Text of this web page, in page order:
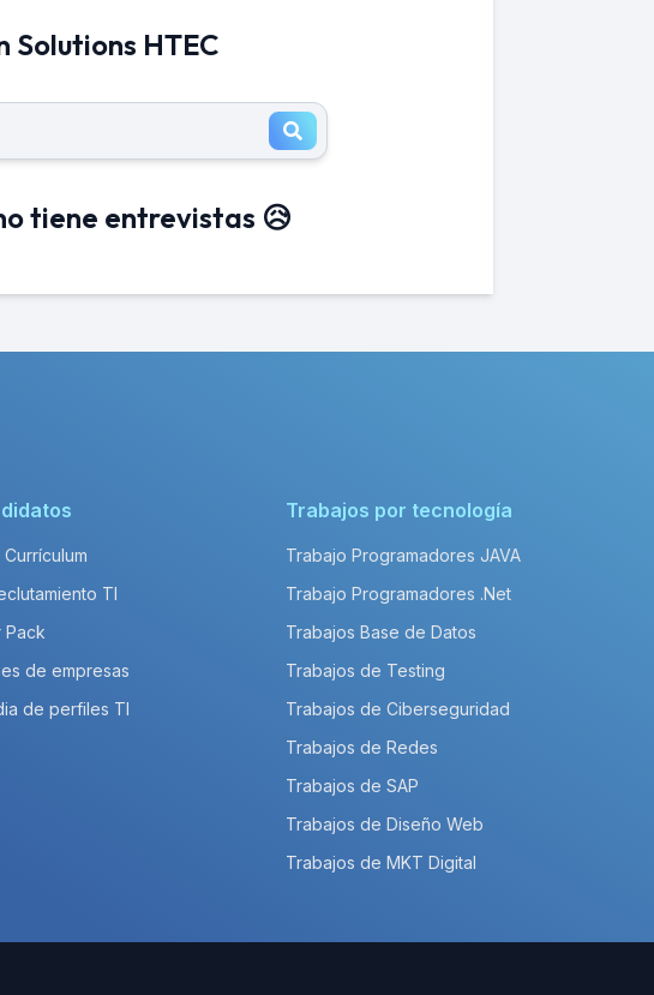
Solutions HTEC
tiene entrevistas 😥
TI
Pack
de empresas
de perfiles TI
Trabajos por tecnología
Trabajo Programadores JAVA
Trabajo Programadores .Net
Trabajos Base de Datos
Trabajos de Testing
Trabajos de Ciberseguridad
Trabajos de Redes
Trabajos de SAP
Trabajos de Diseño Web
Trabajos de MKT Digital